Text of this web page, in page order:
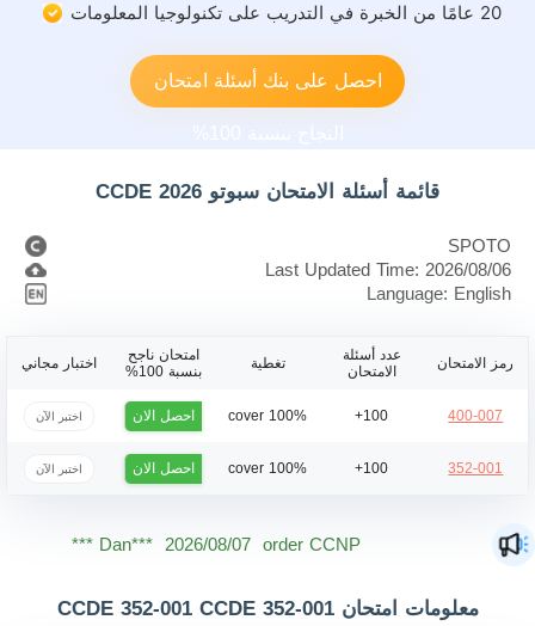
20 عامًا من الخبرة في التدريب على تكنولوجيا المعلومات
احصل على بنك أسئلة امتحان
قائمة أسئلة الامتحان سبوتو CCDE 2026
SPOTO
Last Updated Time: 2026/08/06
Language: English
رمز الامتحان
عدد أسئلة
الامتحان
تغطية
امتحان ناجح
بنسبة 100%
اختبار مجاني
400-007
100+
100% cover احصل الان اختبر الآن
352-001
100+
100% cover احصل الان اختبر الآن
Dan*** 2026/08/07 order CCNP ***
معلومات امتحان CCDE 352-001 CCDE 352-001